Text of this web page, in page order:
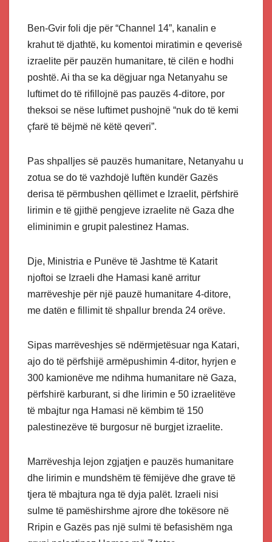
Ben-Gvir foli dje për “Channel 14”, kanalin e
krahut të djathtë, ku komentoi miratimin e qeverisë
izraelite për pauzën humanitare, të cilën e hodhi
poshtë. Ai tha se ka dëgjuar nga Netanyahu se
luftimet do të rifillojnë pas pauzës 4-ditore, por
theksoi se nëse luftimet pushojnë “nuk do të kemi
çfarë të bëjmë në këtë qeveri”.
Pas shpalljes së pauzës humanitare, Netanyahu u
zotua se do të vazhdojë luftën kundër Gazës
derisa të përmbushen qëllimet e Izraelit, përfshirë
lirimin e të gjithë pengjeve izraelite në Gaza dhe
eliminimin e grupit palestinez Hamas.
Dje, Ministria e Punëve të Jashtme të Katarit
njoftoi se Izraeli dhe Hamasi kanë arritur
marrëveshje për një pauzë humanitare 4-ditore,
me datën e fillimit të shpallur brenda 24 orëve.
Sipas marrëveshjes së ndërmjetësuar nga Katari,
ajo do të përfshijë armëpushimin 4-ditor, hyrjen e
300 kamionëve me ndihma humanitare në Gaza,
përfshirë karburant, si dhe lirimin e 50 izraelitëve
të mbajtur nga Hamasi në këmbim të 150
palestinezëve të burgosur në burgjet izraelite.
Marrëveshja lejon zgjatjen e pauzës humanitare
dhe lirimin e mundshëm të fëmijëve dhe grave të
tjera të mbajtura nga të dyja palët. Izraeli nisi
sulme të pamëshirshme ajrore dhe tokësore në
Rripin e Gazës pas një sulmi të befasishëm nga